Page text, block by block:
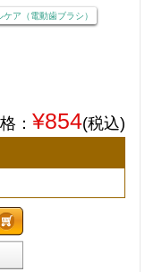
ケア（電動歯ブラシ）
： ¥854(税込)